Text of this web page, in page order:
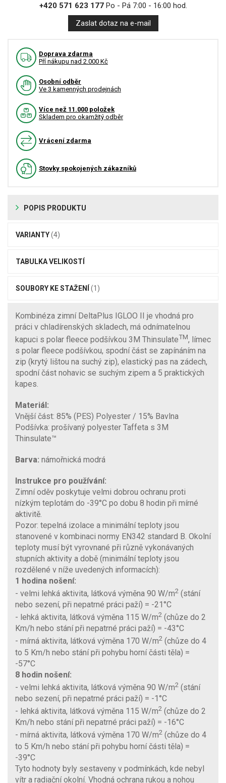
+420 571 623 177Po - Pá 7:00 - 16:00 hod.
Zaslat dotaz na e-mail
Doprava zdarma
Pří nákupu nad 2.000 Kč
Osobní odběr
Ve 3 kamenných prodejnách
Více než 11.000 položek
Skladem pro okamžitý odběr
Vrácení zdarma
Stovky spokojených zákazníků
POPIS PRODUKTU
VARIANTY(4)
TABULKA VELIKOSTÍ
SOUBORY KE STAŽENÍ (1)
Kombinéza zimní DeltaPlus IGLOO II je vhodná pro
práci v chladírenských skladech, má odnímatelnou
kapuci s polar fleece podšívkou 3M ThinsulateTM, límec
s polar fleece podšívkou, spodní část se zapínáním na
zip (krytý lištou na suchý zip), elastický pas na zádech,
spodní část nohavic se suchým zipem a 5 praktických
kapes.
Materiál:
Vnější část: 85% (PES) Polyester / 15% Bavlna
Podšívka: prošívaný polyester Taffeta s 3M
Thinsulate™
Barva: námořnická modrá
Instrukce pro používání:
Zimní oděv poskytuje velmi dobrou ochranu proti
nízkým teplotám do -39°C po dobu 8 hodin při mírné
aktivitě.
Pozor: tepelná izolace a minimální teploty jsou
stanovené v kombinaci normy EN342 standard B. Okolní
teploty musí být vyrovnané při různě vykonávaných
stupních aktivity a době (minimální teploty jsou
rozdělené v níže uvedených informacích):
1 hodina nošení:
- velmi lehká aktivita, látková výměna 90 W/m2 (stání
nebo sezení, při nepatrné práci paží) = -21°C
- lehká aktivita, látková výměna 115 W/m2 (chůze do 2
Km/h nebo stání při nepatrné práci paží) = -43°C
- mírná aktivita, látková výměna 170 W/m2 (chůze do 4
to 5 Km/h nebo stání při pohybu horní části těla) =
-57°C
8 hodin nošení:
- velmi lehká aktivita, látková výměna 90 W/m2 (stání
nebo sezení, při nepatrné práci paží) = -1°C
- lehká aktivita, látková výměna 115 W/m2 (chůze do 2
Km/h nebo stání při nepatrné práci paží) = -16°C
- mírná aktivita, látková výměna 170 W/m2 (chůze do 4
to 5 Km/h nebo stání při pohybu horní části těla) =
-39°C
Tyto hodnoty byly sestaveny v podmínkách, kde nebyl
vítr a radiační okolní. Vhodná ochrana rukou a nohou